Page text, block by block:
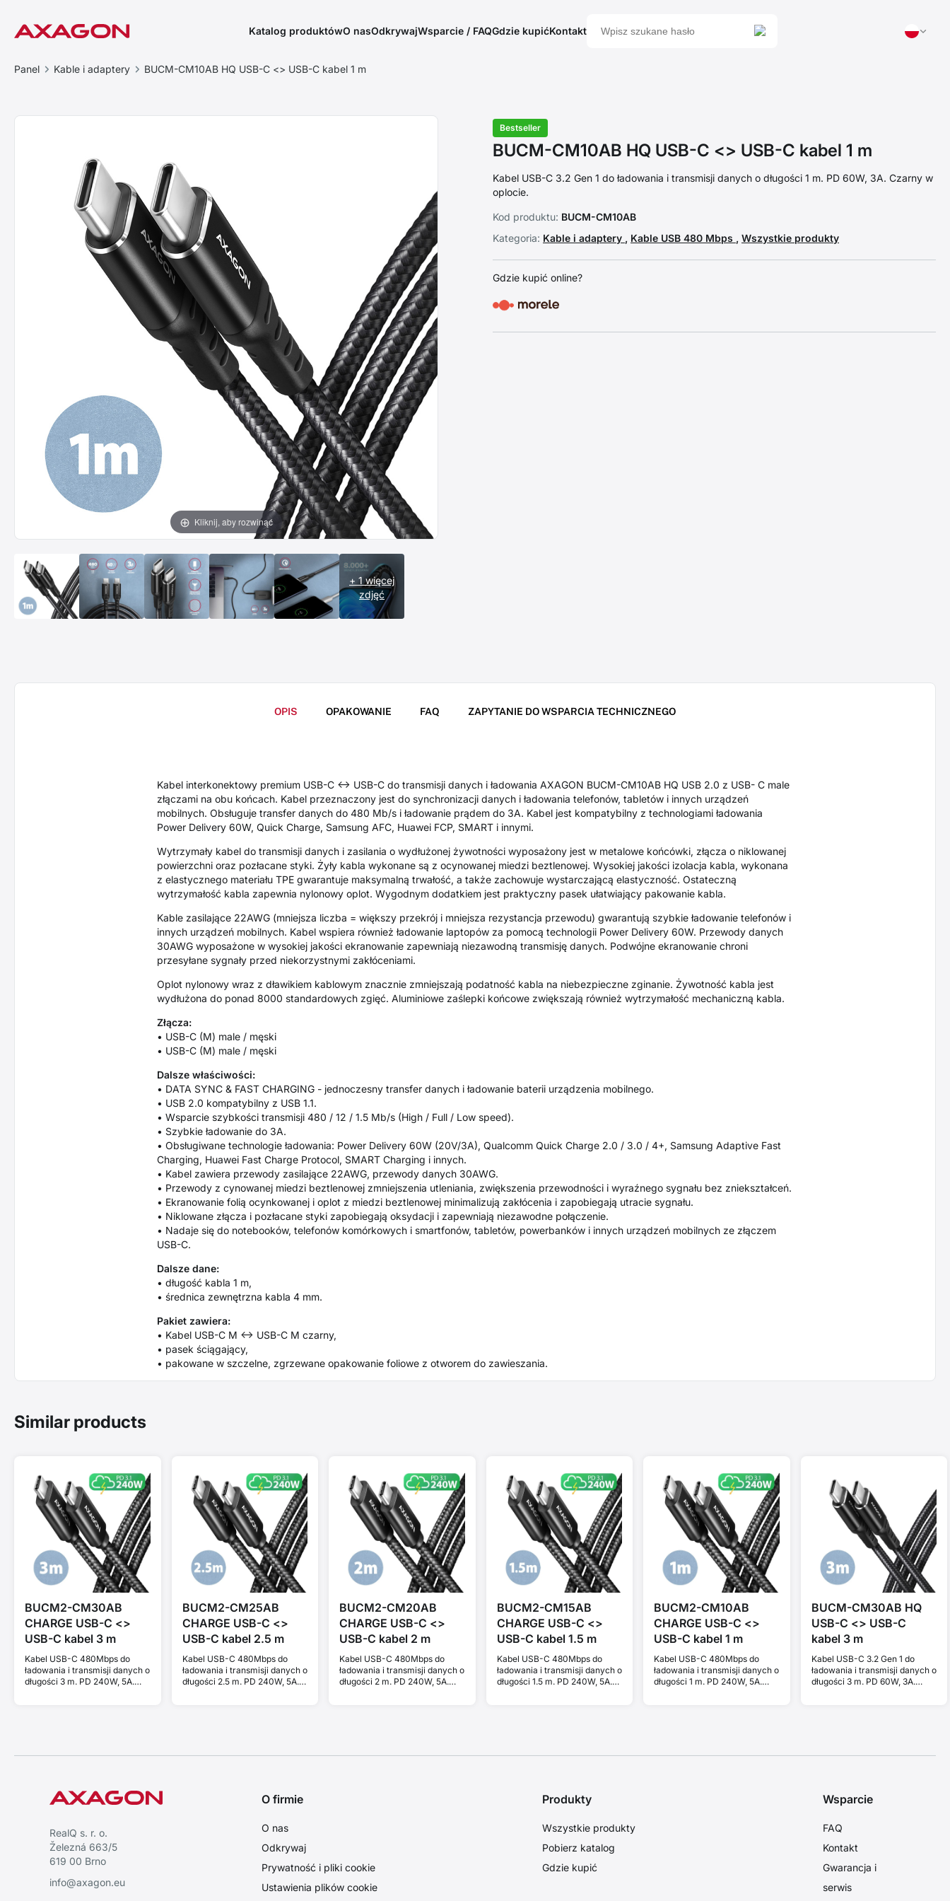
Katalog produktówO nasOdkrywajWsparcie / FAQGdzie kupićKontakt
Panel Kable i adaptery BUCM-CM10AB HQ USB-C <> USB-C kabel 1 m
Kliknij, aby rozwinąć
+ 1 więcej
zdjęć
Bestseller
BUCM-CM10AB HQ USB-C <> USB-C kabel 1 m
Kabel USB-C 3.2 Gen 1 do ładowania i transmisji danych o długości 1 m. PD 60W, 3A. Czarny w
oplocie.
Kod produktu: BUCM-CM10AB
Kategoria: Kable i adaptery , Kable USB 480 Mbps , Wszystkie produkty
Gdzie kupić online?
OPIS OPAKOWANIE FAQ ZAPYTANIE DO WSPARCIA TECHNICZNEGO
Kabel interkonektowy premium USB-C <-> USB-C do transmisji danych i ładowania AXAGON BUCM-CM10AB HQ USB 2.0 z USB- C male
złączami na obu końcach. Kabel przeznaczony jest do synchronizacji danych i ładowania telefonów, tabletów i innych urządzeń
mobilnych. Obsługuje transfer danych do 480 Mb/s i ładowanie prądem do 3A. Kabel jest kompatybilny z technologiami ładowania
Power Delivery 60W, Quick Charge, Samsung AFC, Huawei FCP, SMART i innymi.
Wytrzymały kabel do transmisji danych i zasilania o wydłużonej żywotności wyposażony jest w metalowe końcówki, złącza o niklowanej
powierzchni oraz pozłacane styki. Żyły kabla wykonane są z ocynowanej miedzi beztlenowej. Wysokiej jakości izolacja kabla, wykonana
z elastycznego materiału TPE gwarantuje maksymalną trwałość, a także zachowuje wystarczającą elastyczność. Ostateczną
wytrzymałość kabla zapewnia nylonowy oplot. Wygodnym dodatkiem jest praktyczny pasek ułatwiający pakowanie kabla.
Kable zasilające 22AWG (mniejsza liczba = większy przekrój i mniejsza rezystancja przewodu) gwarantują szybkie ładowanie telefonów i
innych urządzeń mobilnych. Kabel wspiera również ładowanie laptopów za pomocą technologii Power Delivery 60W. Przewody danych
30AWG wyposażone w wysokiej jakości ekranowanie zapewniają niezawodną transmisję danych. Podwójne ekranowanie chroni
przesyłane sygnały przed niekorzystnymi zakłóceniami.
Oplot nylonowy wraz z dławikiem kablowym znacznie zmniejszają podatność kabla na niebezpieczne zginanie. Żywotność kabla jest
wydłużona do ponad 8000 standardowych zgięć. Aluminiowe zaślepki końcowe zwiększają również wytrzymałość mechaniczną kabla.
Złącza:
• USB-C (M) male / męski
• USB-C (M) male / męski
Dalsze właściwości:
• DATA SYNC & FAST CHARGING - jednoczesny transfer danych i ładowanie baterii urządzenia mobilnego.
• USB 2.0 kompatybilny z USB 1.1.
• Wsparcie szybkości transmisji 480 / 12 / 1.5 Mb/s (High / Full / Low speed).
• Szybkie ładowanie do 3A.
• Obsługiwane technologie ładowania: Power Delivery 60W (20V/3A), Qualcomm Quick Charge 2.0 / 3.0 / 4+, Samsung Adaptive Fast
Charging, Huawei Fast Charge Protocol, SMART Charging i innych.
• Kabel zawiera przewody zasilające 22AWG, przewody danych 30AWG.
• Przewody z cynowanej miedzi beztlenowej zmniejszenia utleniania, zwiększenia przewodności i wyraźnego sygnału bez zniekształceń.
• Ekranowanie folią ocynkowanej i oplot z miedzi beztlenowej minimalizują zakłócenia i zapobiegają utracie sygnału.
• Niklowane złącza i pozłacane styki zapobiegają oksydacji i zapewniają niezawodne połączenie.
• Nadaje się do notebooków, telefonów komórkowych i smartfonów, tabletów, powerbanków i innych urządzeń mobilnych ze złączem
USB-C.
Dalsze dane:
• długość kabla 1 m,
• średnica zewnętrzna kabla 4 mm.
Pakiet zawiera:
• Kabel USB-C M <-> USB-C M czarny,
• pasek ściągający,
• pakowane w szczelne, zgrzewane opakowanie foliowe z otworem do zawieszania.
Similar products
BUCM2-CM30AB
CHARGE USB-C <>
USB-C kabel 3 m
Kabel USB-C 480Mbps do
ładowania i transmisji danych o
długości 3 m. PD 240W, 5A.
BUCM2-CM25AB
CHARGE USB-C <>
USB-C kabel 2.5 m
Kabel USB-C 480Mbps do
ładowania i transmisji danych o
długości 2.5 m. PD 240W, 5A.
BUCM2-CM20AB
CHARGE USB-C <>
USB-C kabel 2 m
Kabel USB-C 480Mbps do
ładowania i transmisji danych o
długości 2 m. PD 240W, 5A.
BUCM2-CM15AB
CHARGE USB-C <>
USB-C kabel 1.5 m
Kabel USB-C 480Mbps do
ładowania i transmisji danych o
długości 1.5 m. PD 240W, 5A.
BUCM2-CM10AB
CHARGE USB-C <>
USB-C kabel 1 m
Kabel USB-C 480Mbps do
ładowania i transmisji danych o
długości 1 m. PD 240W, 5A.
BUCM-CM30AB HQ
USB-C <> USB-C
kabel 3 m
Kabel USB-C 3.2 Gen 1 do
ładowania i transmisji danych o
długości 3 m. PD 60W, 3A.
RealQ s. r. o.
Železná 663/5
619 00 Brno
info@axagon.eu
O firmie
O nas
Odkrywaj
Prywatność i pliki cookie
Ustawienia plików cookie
Produkty
Wszystkie produkty
Pobierz katalog
Gdzie kupić
Wsparcie
FAQ
Kontakt
Gwarancja i
serwis